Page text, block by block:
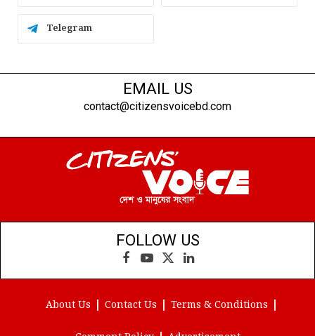
Telegram
EMAIL US
contact@citizensvoicebd.com
FOLLOW US
Facebook
YouTube
X
(Twitter)
LinkedIn
About Us Contact Us Terms & Conditions